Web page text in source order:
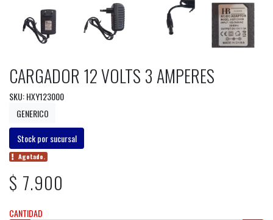
CARGADOR 12 VOLTS 3 AMPERES
SKU: HXY123000
GENERICO
Stock por sucursal
Agotado.
$ 7.900
CANTIDAD